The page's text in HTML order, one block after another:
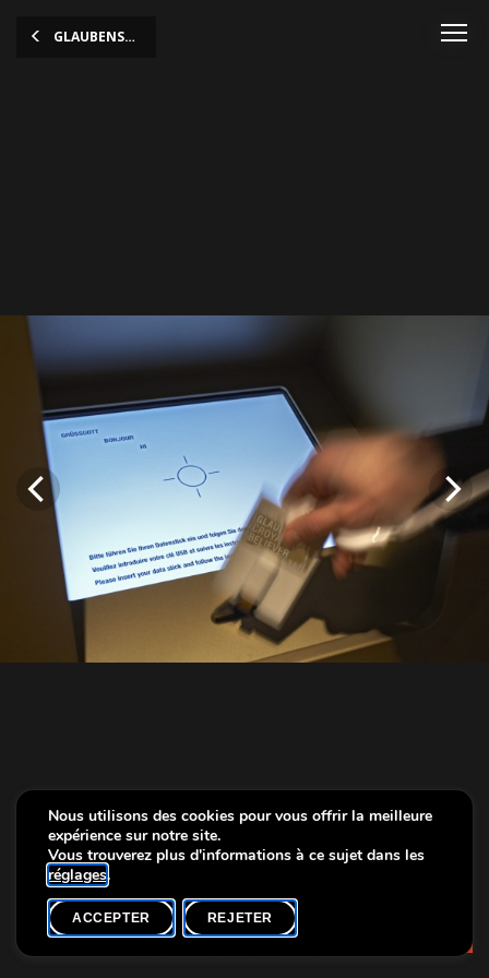
GLAUBENSSACHE
Exposition Glaubenssache, photo: Christof Weber
Nous utilisons des cookies pour vous offrir la meilleure
expérience sur notre site.
Vous trouverez plus d'informations à ce sujet dans les
réglages.
ACCEPTER REJETER